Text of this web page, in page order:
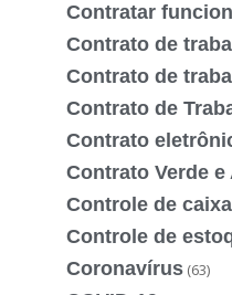
Contratar
Contrato de
Contrato de
Contrato de
Contrato
Contrato Verde e
Controle de caixa
Controle de
Coronavírus (63)